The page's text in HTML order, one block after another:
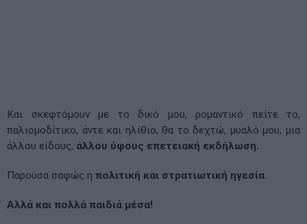
Και σκεφτόμουν με το δικό μου, ρομαντικό πείτε το,
παλιομοδίτικο, άντε και ηλίθιο, θα το δεχτώ, μυαλό μου, μια
άλλου είδους, άλλου ύφους επετειακή εκδήλωση.
Παρούσα σαφώς η πολιτική και στρατιωτική ηγεσία.
Αλλά και πολλά παιδιά μέσα!